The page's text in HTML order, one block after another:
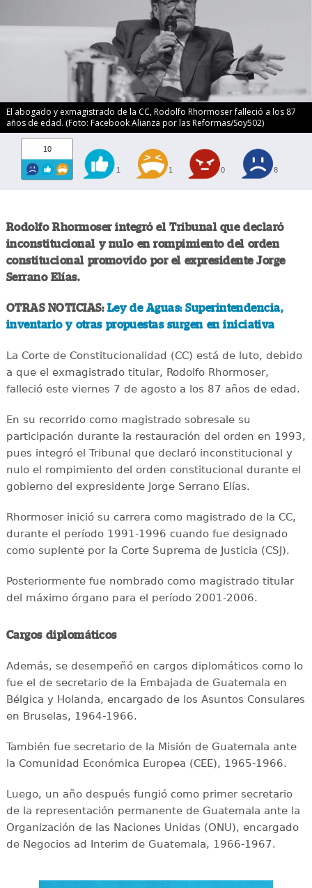
El abogado y exmagistrado de la CC, Rodolfo Rhormoser falleció a los 87
años de edad. (Foto: Facebook Alianza por las Reformas/Soy502)
10
1 1 0 8
Rodolfo Rhormoser integró el Tribunal que declaró
inconstitucional y nulo en rompimiento del orden
constitucional promovido por el expresidente Jorge
Serrano Elías.
OTRAS NOTICIAS: Ley de Aguas: Superintendencia,
inventario y otras propuestas surgen en iniciativa
La Corte de Constitucionalidad (CC) está de luto, debido
a que el exmagistrado titular, Rodolfo Rhormoser,
falleció este viernes 7 de agosto a los 87 años de edad.
En su recorrido como magistrado sobresale su
participación durante la restauración del orden en 1993,
pues integró el Tribunal que declaró inconstitucional y
nulo el rompimiento del orden constitucional durante el
gobierno del expresidente Jorge Serrano Elías.
Rhormoser inició su carrera como magistrado de la CC,
durante el período 1991-1996 cuando fue designado
como suplente por la Corte Suprema de Justicia (CSJ).
Posteriormente fue nombrado como magistrado titular
del máximo órgano para el período 2001-2006.
Cargos diplomáticos
Además, se desempeñó en cargos diplomáticos como lo
fue el de secretario de la Embajada de Guatemala en
Bélgica y Holanda, encargado de los Asuntos Consulares
en Bruselas, 1964-1966.
También fue secretario de la Misión de Guatemala ante
la Comunidad Económica Europea (CEE), 1965-1966.
Luego, un año después fungió como primer secretario
de la representación permanente de Guatemala ante la
Organización de las Naciones Unidas (ONU), encargado
de Negocios ad Interim de Guatemala, 1966-1967.